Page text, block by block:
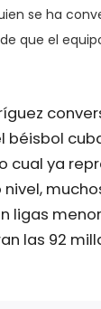
se ha
que el
cual ya
ligas
las 92